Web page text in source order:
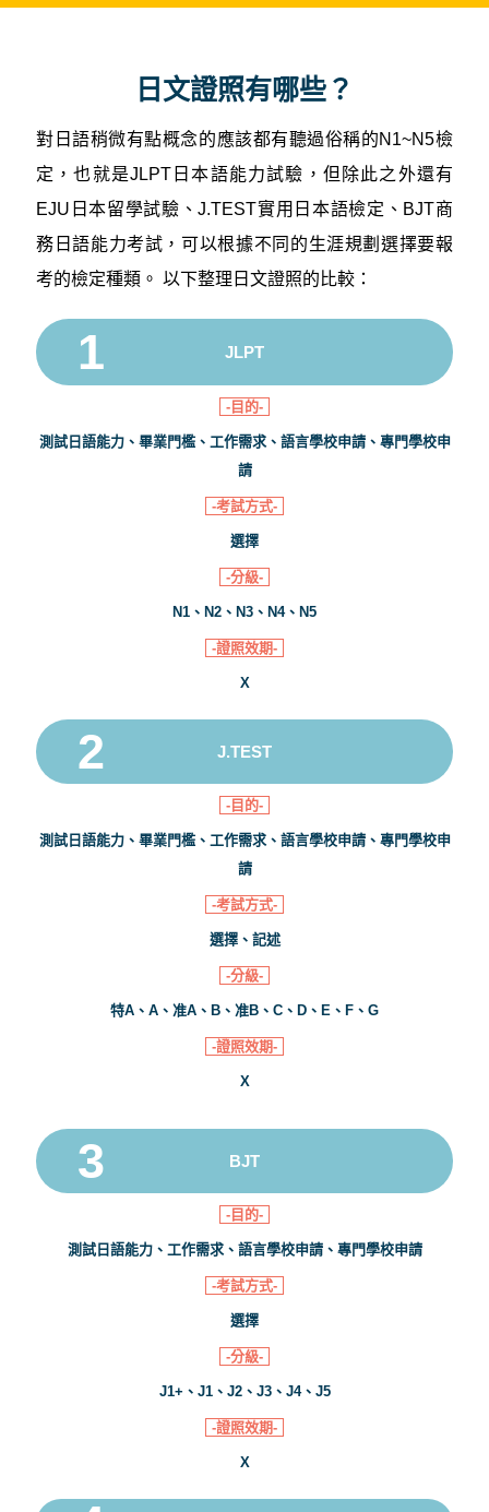
日文證照有哪些？
對日語稍微有點概念的應該都有聽過俗稱的N1~N5檢
定，也就是JLPT日本語能力試驗，但除此之外還有
EJU日本留學試驗、J.TEST實用日本語檢定、BJT商
務日語能力考試，可以根據不同的生涯規劃選擇要報
考的檢定種類。 以下整理日文證照的比較：
JLPT
-目的-
測試日語能力、畢業門檻、工作需求、語言學校申請、專門學校申
請
-考試方式-
選擇
-分級-
N1、N2、N3、N4、N5
-證照效期-
X
J.TEST
-目的-
測試日語能力、畢業門檻、工作需求、語言學校申請、專門學校申
請
-考試方式-
選擇、記述
-分級-
特A、A、准A、B、准B、C、D、E、F、G
-證照效期-
X
BJT
-目的-
測試日語能力、工作需求、語言學校申請、專門學校申請
-考試方式-
選擇
-分級-
J1+、J1、J2、J3、J4、J5
-證照效期-
X